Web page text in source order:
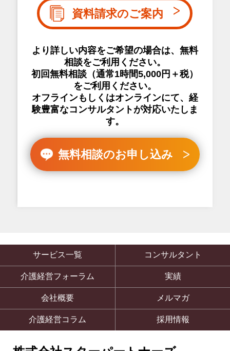
資料請求のご案内
より詳しい内容をご希望の場合は、無料
相談をご利用ください。
初回無料相談（通常1時間5,000円＋税）
をご利用ください。
オフラインもしくはオンラインにて、経
験豊富なコンサルタントが対応いたしま
す。
無料相談のお申し込み
サービス一覧 コンサルタント
介護経営フォーラム 実績
会社概要 メルマガ
介護経営コラム 採用情報